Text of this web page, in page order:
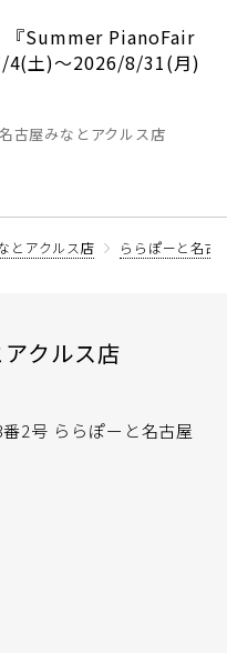
『Summer PianoFair
4(土)～2026/8/31(月)
古屋みなとアクルス店
とアクルス店 ららぽーと名古
クルス店
2号 ららぽーと名古屋